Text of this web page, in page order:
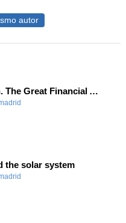
autor
Savers in Action. The Great Financial Adventure.
the solar system